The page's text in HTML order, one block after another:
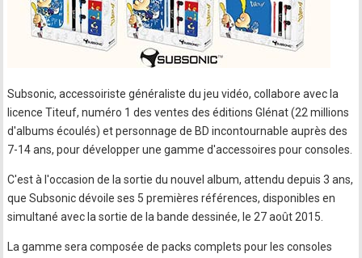
Subsonic, accessoiriste généraliste du jeu vidéo, collabore avec la
licence Titeuf, numéro 1 des ventes des éditions Glénat (22 millions
d'albums écoulés) et personnage de BD incontournable auprès des
7-14 ans, pour développer une gamme d'accessoires pour consoles.
C'est à l'occasion de la sortie du nouvel album, attendu depuis 3 ans,
que Subsonic dévoile ses 5 premières références, disponibles en
simultané avec la sortie de la bande dessinée, le 27 août 2015.
La gamme sera composée de packs complets pour les consoles